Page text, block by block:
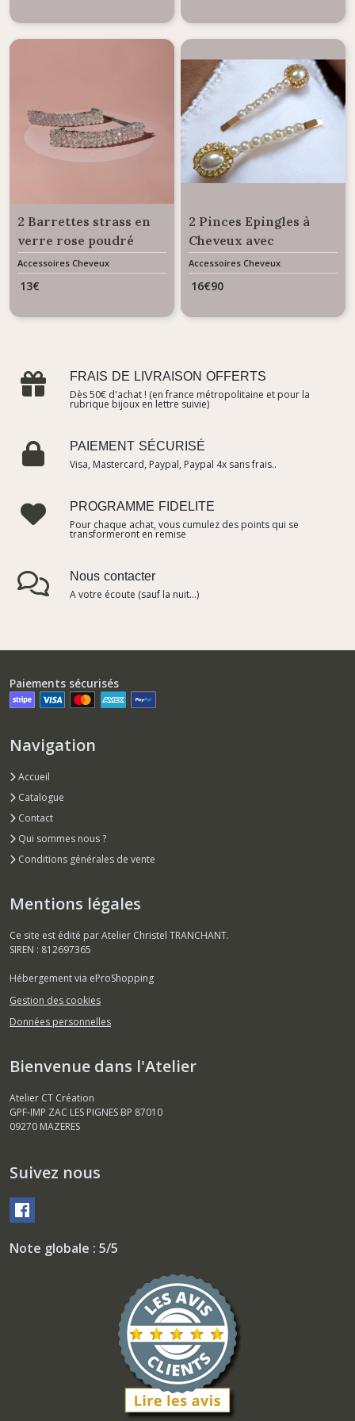
2 Barrettes strass en
verre rose poudré
Accessoires Cheveux
13€
2 Pinces Epingles à
Cheveux avec
cabochon et perle
Accessoires Cheveux
16€90
FRAIS DE LIVRAISON OFFERTS
Dès 50€ d'achat ! (en france métropolitaine et pour la
rubrique bijoux en lettre suivie)
PAIEMENT SÉCURISÉ
Visa, Mastercard, Paypal, Paypal 4x sans frais..
PROGRAMME FIDELITE
Pour chaque achat, vous cumulez des points qui se
transformeront en remise
Nous contacter
A votre écoute (sauf la nuit...)
Paiements sécurisés
Navigation
Accueil
Catalogue
Contact
Qui sommes nous ?
Conditions générales de vente
Mentions légales
Ce site est édité par Atelier Christel TRANCHANT.
SIREN : 812697365
Hébergement via eProShopping
Gestion des cookies
Données personnelles
Bienvenue dans l'Atelier
Atelier CT Création
GPF-IMP ZAC LES PIGNES BP 87010
09270 MAZERES
Suivez nous
Note globale : 5/5